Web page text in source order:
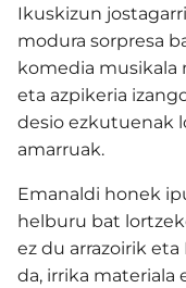
Ikuskizun
modura sorpresa
komedia musikala
eta azpikeria
desio ezkutuenak
amarruak.
Emanaldi honek
helburu bat
ez du arrazoirik
da, irrika materiala